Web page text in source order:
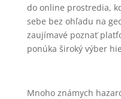
do online prostredia,
sebe bez ohľadu na
zaujímavé poznať
ponúka široký výber
Mnoho známych